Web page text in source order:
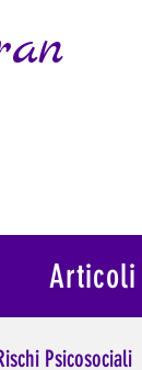
Psicosociali
Articoli